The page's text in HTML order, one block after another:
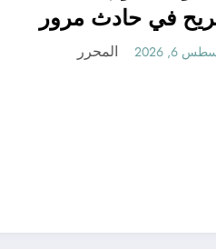
جريح في
بقسنطينة
أغسطس 6, 2026